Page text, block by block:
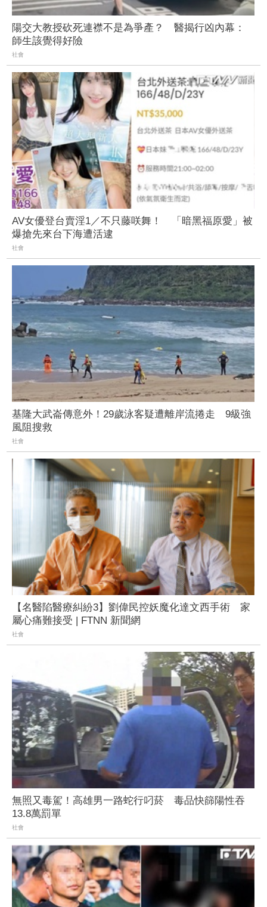
陽交大教授砍死連襟不是為爭產？ 醫揭行凶內幕：
師生該覺得好險
社會
AV女優登台賣淫1／不只藤咲舞！ 「暗黑福原愛」被
爆搶先來台下海遭活逮
社會
基隆大武崙傳意外！29歲泳客疑遭離岸流捲走 9級強
風阻搜救
社會
【名醫陷醫療糾紛3】劉偉民控妖魔化達文西手術 家
屬心痛難接受 | FTNN 新聞網
社會
無照又毒駕！高雄男一路蛇行叼菸 毒品快篩陽性吞
13.8萬罰單
社會